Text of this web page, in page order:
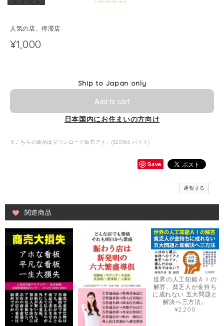
人気の店、停滞店
¥1,000
Ship to Japan only
Add to cart
日本国内にお住まいの方向け
※こちらの商品はダウンロード販売です。(520966 バイト)
Save
通報する
関連商品
世界の人工知能ＡＩの
解答、貧乏人が金持ち
に成れない 五大問題と
解決へ三方法。
¥2,200